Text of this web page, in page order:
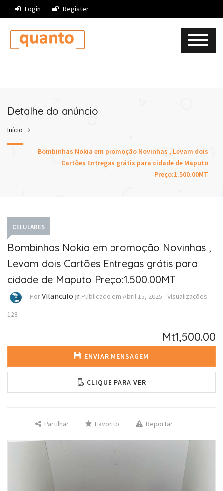
Login Register
Detalhe do anúncio
Início
Bombinhas Nokia em promoção Novinhas , Levam dois
Cartões Entregas grátis para cidade de Maputo
Preço:1.500.00MT
CELULARES
Bombinhas Nokia em promoção Novinhas ,
Levam dois Cartões Entregas grátis para
cidade de Maputo Preço:1.500.00MT
PorVilanculo jr Publicado em Abril 15, 2025 -Visualizações
128
Mt1,500.00
ENVIAR MENSAGEM
CLIQUE PARA VER
Partilhar Favorito Reportar